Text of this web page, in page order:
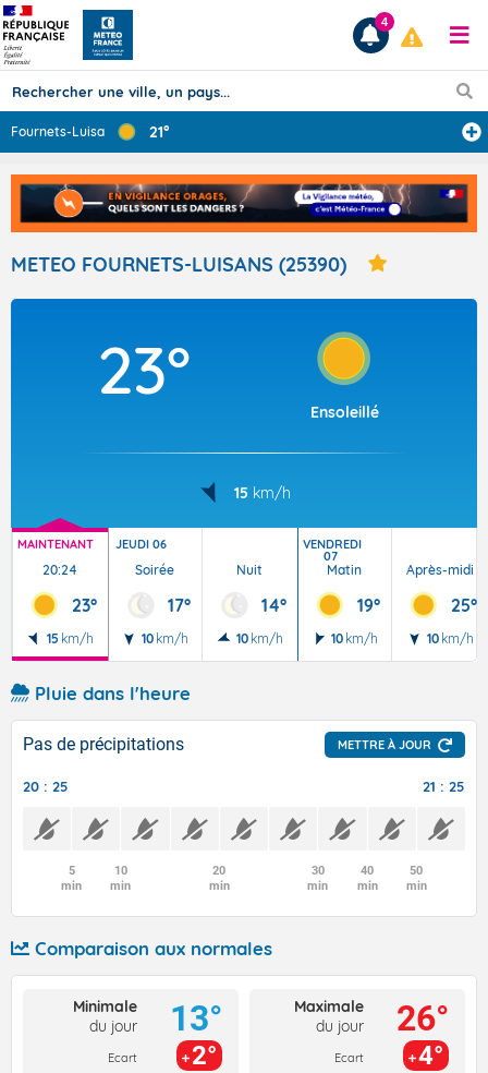
Prévisions
TOUS LES RÉSULTATS
Articles
4
Fournets-Luisan ... 21°
METEO FOURNETS-LUISANS (25390)
23°
Ensoleillé
15 km/h
MAINTENANT
20:24
23°
15 km/h
JEUDI 06
Soirée
17°
10 km/h
Nuit
14°
10 km/h
VENDREDI
07
Matin
19°
10 km/h
Après-midi
25°
10 km/h
Pluie dans l'heure
Pas de précipitations METTRE À JOUR
20 : 25 21 : 25
5
min
10
min
20
min
30
min
40
min
50
min
Comparaison aux normales
Minimale
du jour
Ecart
13°
2°
Maximale
du jour
Ecart
26°
4°